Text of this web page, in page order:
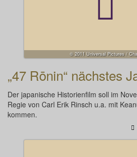
© 2011 Universal Pictures /
„47 Rōnin“ nächstes
Der japanische Historienfilm soll im
Regie von Carl Erik Rinsch u.a. mit
kommen.